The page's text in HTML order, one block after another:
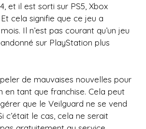
et il est sorti sur PS5, Xbox
cela signifie que ce jeu a
Il n’est pas courant qu’un jeu
sur PlayStation plus
de mauvaises nouvelles pour
en tant que franchise. Cela peut
que le Veilguard ne se vend
c’était le cas, cela ne serait